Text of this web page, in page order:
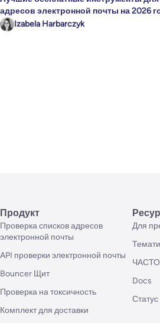
адресов электронной почты на 2026
Izabela Harbarczyk
Продукт
Проверка списков адресов
электронной почты
API проверки электронной почты
Bouncer Щит
Проверка на токсичность
Комплект для доставки
Для
Docs
Статус